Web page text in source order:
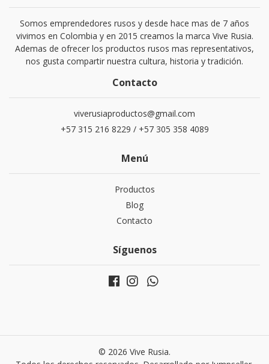
Somos emprendedores rusos y desde hace mas de 7 años
vivimos en Colombia y en 2015 creamos la marca Vive Rusia.
Ademas de ofrecer los productos rusos mas representativos,
nos gusta compartir nuestra cultura, historia y tradición.
Contacto
viverusiaproductos@gmail.com
+57 315 216 8229 / +57 305 358 4089
Menú
Productos
Blog
Contacto
Síguenos
© 2026 Vive Rusia.